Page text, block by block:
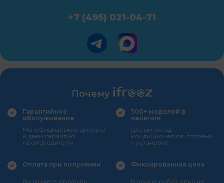
+7 (495) 021-04-71
Почему
Гарантийное
обслуживание
Мы официальные дилеры
и даем гарантию
производителя
500+ моделей в
наличии
Целый склад
кондиционеров, готовых
к установке
Оплата при получении
Вы можете оплатить
Фиксированная цена
В конце работ цена не